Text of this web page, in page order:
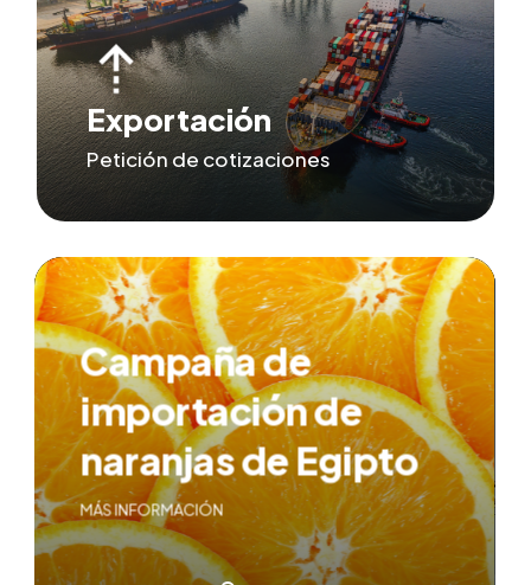
Exportación
Petición de cotizaciones
Campaña de
importación de
naranjas de Egipto
MÁS INFORMACIÓN